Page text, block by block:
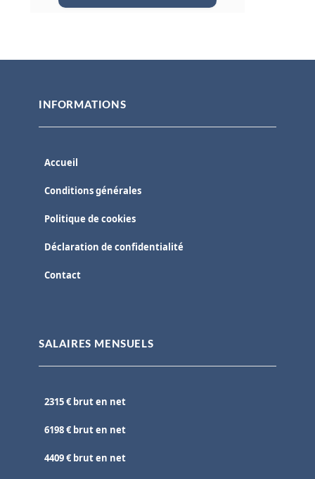
INFORMATIONS
Accueil
Conditions générales
Politique de cookies
Déclaration de confidentialité
Contact
SALAIRES MENSUELS
2315 € brut en net
6198 € brut en net
4409 € brut en net